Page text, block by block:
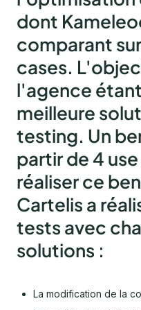
dont
comparant
cases.
l'agence
meilleure
testing. Un
partir de 4
réaliser ce
Cartelis a
tests avec
solutions :
La modification de la